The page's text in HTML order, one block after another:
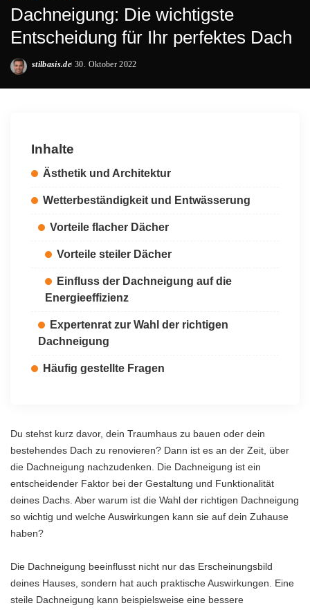
Dachneigung: Die wichtigste
Entscheidung für Ihr perfektes Dach
Posted
stilbasis.de 30. Oktober 2022
Inhalte
Ästhetik und Architektur
Wetterbeständigkeit und Entwässerung
Vorteile flacher Dächer
Vorteile steiler Dächer
Einfluss der Dachneigung auf die
Energieeffizienz
Expertenrat zur Wahl der richtigen
Dachneigung
Häufig gestellte Fragen
Du stehst kurz davor, dein Traumhaus zu bauen oder dein
bestehendes Dach zu renovieren? Dann ist es an der Zeit, über
die Dachneigung nachzudenken. Die Dachneigung ist ein
entscheidender Faktor bei der Gestaltung und Funktionalität
deines Dachs. Aber warum ist die Wahl der richtigen Dachneigung
so wichtig und welche Auswirkungen kann sie auf dein Zuhause
haben?
Die Dachneigung beeinflusst nicht nur das Erscheinungsbild
deines Hauses, sondern hat auch praktische Auswirkungen. Eine
steile Dachneigung kann beispielsweise eine bessere